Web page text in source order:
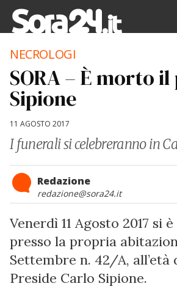
NECROLOGI
SORA – È morto
Sipione
11 AGOSTO 2017
I funerali si celebreranno in
Redazione
redazione@sora24.it
Venerdì 11 Agosto 2017 si
presso la propria
Settembre n. 42/A, all’età
Preside Carlo Sipione.